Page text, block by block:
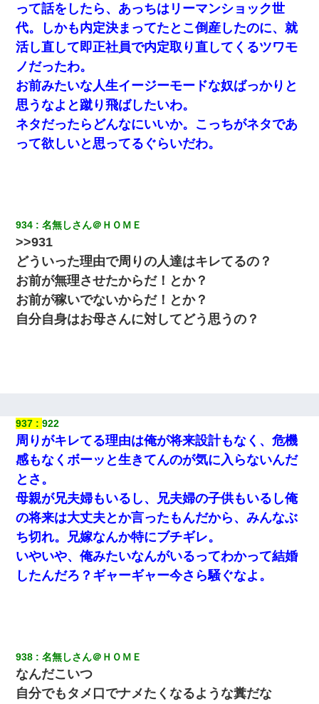
嫁が涙声で『会いたいね』とか言っているのが聞こえた。俺「こ
んな時間に誰と電話してんの？」嫁「ごめんなさい…！（大号
泣」俺（キターー）→
全く親しくないママ友Aから突然「飲み会しよう」と誘われたがお
断りした。後日Aの企みを知ってゾッとするやら腹立つやら！
彼氏の家に泊まる事になり、ゲームで盛り上がってさぁ寝よう！
と電気を消すとミシッって音が…彼「ちょっと待ってて」→勢い
父が他界→父のフリン相手『どうか相続を放棄して下さい、昔の
ことは謝ります。ごめんなさい…』私「お子さんはフリン略奪婚
って知ってるの？」相手『 』結果→
妻が亡くなったんだけど正直ガチで嬉しい
夫に癌の余命宣告。その闘病中に長女から信じられない言葉を受
けた
我が家のガレージに見知らぬ車。俺「もしもし、玄関にもシャッ
ターリモコンあるだろ？DOWNのボタン押してｗ」→ 待つこと１
時間弱・・・
9月に付き合い始めたけどこの、この人と結婚はないわと判断して
別れた。その元彼が交通事故で重体になっているらしく…
夫の友達がBBQを定期的に開催して夫婦で参加してたんだけど、
女性側のリーダーみたいな人に「BBQは友達とやりなよ！」と言
嘘をついてフリン旅行へ出かけた嫁→翌日、嫁「ただいま～」旦
那「娘がシんだよ。何度も連絡したのに…」嫁「えっ」→なん
と・・・
って話をしたら、あっちはリーマンショック世
代。しかも内定決まってたとこ倒産したのに、就
活し直して即正社員で内定取り直してくるツワモ
ノだったわ。
お前みたいな人生イージーモードな奴ばっかりと
思うなよと蹴り飛ばしたいわ。
ネタだったらどんなにいいか。こっちがネタであ
って欲しいと思ってるぐらいだわ。
934 名無しさん＠ＨＯＭＥ
>>931
どういった理由で周りの人達はキレてるの？
お前が無理させたからだ！とか？
お前が稼いでないからだ！とか？
自分自身はお母さんに対してどう思うの？
937 922
周りがキレてる理由は俺が将来設計もなく、危機
感もなくボーッと生きてんのが気に入らないんだ
とさ。
母親が兄夫婦もいるし、兄夫婦の子供もいるし俺
の将来は大丈夫とか言ったもんだから、みんなぶ
ち切れ。兄嫁なんか特にブチギレ。
いやいや、俺みたいなんがいるってわかって結婚
したんだろ？ギャーギャー今さら騒ぐなよ。
938 名無しさん＠ＨＯＭＥ
なんだこいつ
自分でもタメ口でナメたくなるような糞だな